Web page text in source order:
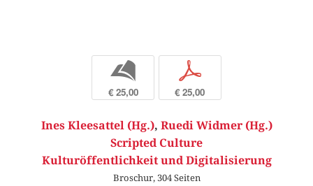
b
€ 25,00
p
€ 25,00
Ines Kleesattel (Hg.), Ruedi Widmer (Hg.)
Scripted Culture
Kulturöffentlichkeit und Digitalisierung
Broschur, 304 Seiten